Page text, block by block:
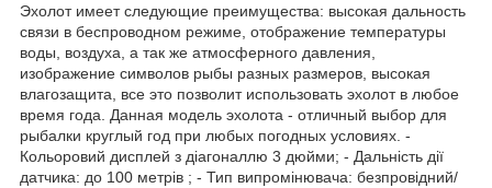
Эхолот имеет следующие преимущества: высокая дальность
связи в беспроводном режиме, отображение температуры
воды, воздуха, а так же атмосферного давления,
изображение символов рыбы разных размеров, высокая
влагозащита, все это позволит использовать эхолот в любое
время года. Данная модель эхолота - отличный выбор для
рыбалки круглый год при любых погодных условиях. -
Кольоровий дисплей з діагоналлю 3 дюйми; - Дальність дії
датчика: до 100 метрів ; - Тип випромінювача: безпровідний/